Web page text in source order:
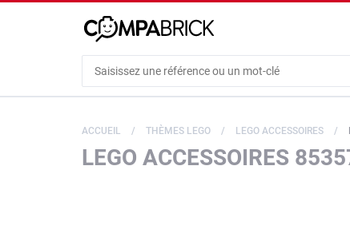
ACCUEIL THÈMES LEGO LEGO ACCESSOIRES
LEGO ACCESSOIRES